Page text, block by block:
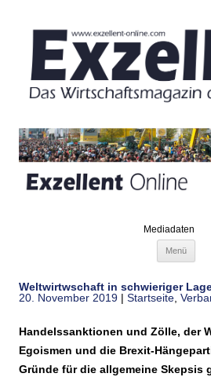
Mediadaten
Menü
Weltwirtwschaft in schwieriger
20. November 2019 | Startseite
Handelssanktionen und Zölle, der
Egoismen und die Brexit-
Gründe für die allgemeine Skepsis